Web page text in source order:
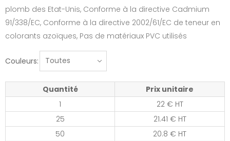
plomb des Etat-Unis, Conforme à la directive Cadmium
91/338/EC, Conforme à la directive 2002/61/EC de teneur en
colorants azoïques, Pas de matériaux PVC utilisés
Couleurs:
Quantité
Prix unitaire
1
22 € HT
25
21.41 € HT
50
20.8 € HT